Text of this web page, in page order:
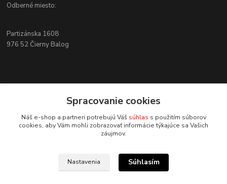
Odberné miesto:
Partizánska 1608
976 52 Čierny Balog
+421 915 526 286
(Po-Pia, 8-17 hod.)
Spracovanie cookies
Náš e-shop a partneri potrebujú Váš súhlas s použitím súborov
cookies, aby Vám mohli zobrazovať informácie týkajúce sa Vašich
záujmov.
Nastavenia Súhlasím